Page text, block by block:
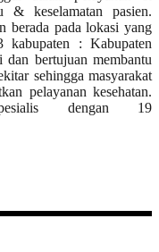
& keselamatan pasien.
berada pada lokasi yang
kabupaten : Kabupaten
bertujuan membantu
sehingga masyarakat
pelayanan kesehatan.
dengan 19